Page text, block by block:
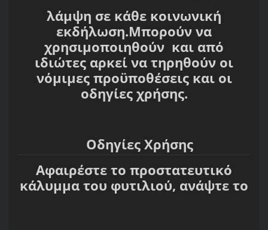
λάμψη σε κάθε κοινωνική
εκδήλωση.Μπορούν να
χρησιμοποιηθούν και από
ιδιώτες αρκεί να τηρηθούν οι
νόμιμες προϋποθέσεις και οι
οδηγίες χρήσης.
Οδηγίες Χρήσης
Αφαιρέστε το προστατευτικό
κάλυμμα του φυτιλιού, ανάψτε το